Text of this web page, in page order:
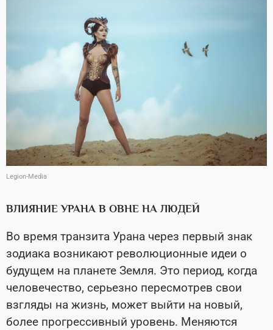
Legion-Media
ВЛИЯНИЕ УРАНА В ОВНЕ НА ЛЮДЕЙ
Во время транзита Урана через первый знак
зодиака возникают революционные идеи о
будущем на планете Земля. Это период, когда
человечество, серьезно пересмотрев свои
взгляды на жизнь, может выйти на новый,
более прогрессивный уровень. Меняются